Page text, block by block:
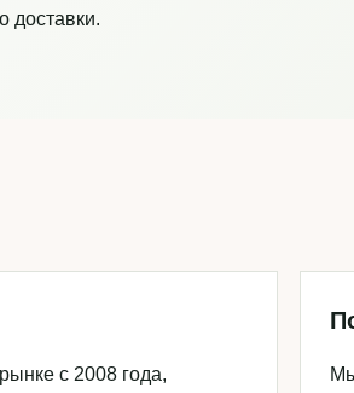
доставки.
с 2008 года,